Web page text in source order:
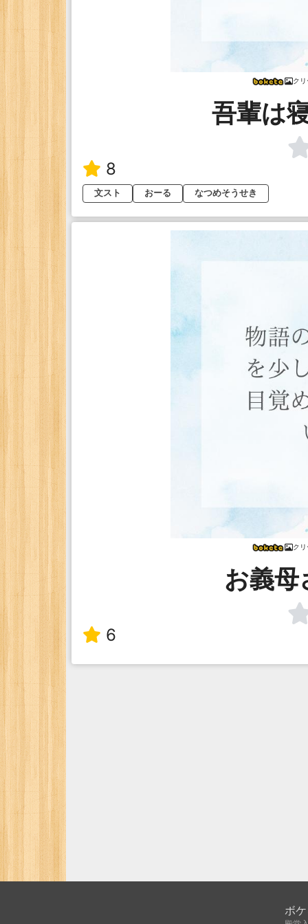
ク
吾輩は
8
文スト おーる なつめそうせき
ク
お義母
6
ボ